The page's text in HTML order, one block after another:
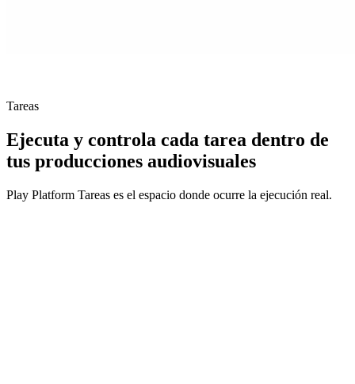
Tareas
Ejecuta y controla cada tarea dentro de
tus producciones audiovisuales
Play Platform Tareas es el espacio donde ocurre la ejecución real.